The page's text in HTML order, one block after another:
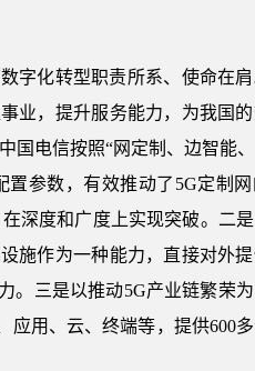
字化转型职责所系、使命在
业，提升服务能力，为我国
电信按照“网定制、边智能、
置参数，有效推动了5G定制
深度和广度上实现突破。二
施作为一种能力，直接对外提
。三是以推动5G产业链繁荣
应用、云、终端等，提供600